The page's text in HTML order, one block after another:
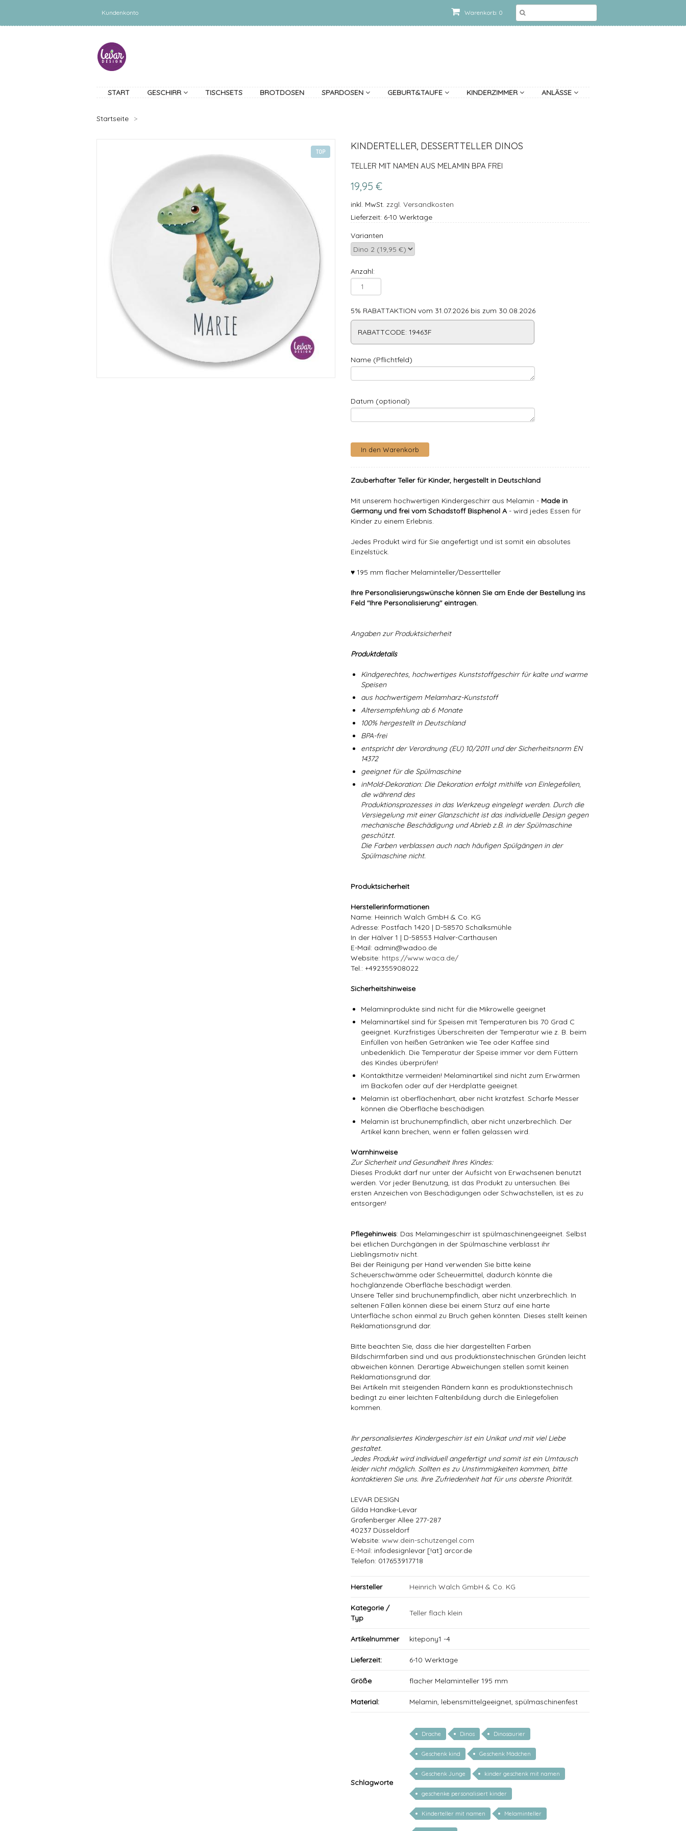
Warenkorb: 0
Kundenkonto
START GESCHIRR TISCHSETS BROTDOSEN SPARDOSEN GEBURT&TAUFE KINDERZIMMER ANLÄSSE
Startseite >
TOP KINDERTELLER, DESSERTTELLER DINOS
TELLER MIT NAMEN AUS MELAMIN BPA FREI
19,95 €
inkl. MwSt. zzgl. Versandkosten
Lieferzeit: 6-10 Werktage
Varianten
Anzahl:
5% RABATTAKTION vom 31.07.2026 bis zum 30.08.2026
RABATTCODE: 19463F
Name (Pflichtfeld)
Datum (optional)
Zauberhafter Teller für Kinder, hergestellt in Deutschland
Mit unserem hochwertigen Kindergeschirr aus Melamin - Made in
Germany und frei vom Schadstoff Bisphenol A- wird jedes Essen für
Kinder zu einem Erlebnis.
Jedes Produkt wird für Sie angefertigt und ist somit ein absolutes
Einzelstück.
♥ 195 mm flacher Melaminteller/Dessertteller
Ihre Personalisierungswünsche können Sie am Ende der Bestellung ins
Feld "Ihre Personalisierung" eintragen.
Angaben zur Produktsicherheit
Produktdetails
Kindgerechtes, hochwertiges Kunststoffgeschirr für kalte und warme
Speisen
aus hochwertigem Melamharz-Kunststoff
Altersempfehlung ab 6 Monate
100% hergestellt in Deutschland
BPA-frei
entspricht der Verordnung (EU) 10/2011 und der Sicherheitsnorm EN
14372
geeignet für die Spülmaschine
inMold-Dekoration: Die Dekoration erfolgt mithilfe von Einlegefolien,
die während des
Produktionsprozesses in das Werkzeug eingelegt werden. Durch die
Versiegelung mit einer Glanzschicht ist das individuelle Design gegen
mechanische Beschädigung und Abrieb z.B. in der Spülmaschine
geschützt.
Die Farben verblassen auch nach häufigen Spülgängen in der
Spülmaschine nicht.
Produktsicherheit
Herstellerinformationen
Name: Heinrich Walch GmbH & Co. KG
Adresse: Postfach 1420 | D-58570 Schalksmühle
In der Hälver 1 | D-58553 Halver-Carthausen
E-Mail: admin@wadoo.de
Website: https://www.waca.de/
Tel.: +492355908022
Sicherheitshinweise
Melaminprodukte sind nicht für die Mikrowelle geeignet
Melaminartikel sind für Speisen mit Temperaturen bis 70 Grad C
geeignet. Kurzfristiges Überschreiten der Temperatur wie z. B. beim
Einfüllen von heißen Getränken wie Tee oder Kaffee sind
unbedenklich. Die Temperatur der Speise immer vor dem Füttern
des Kindes überprüfen!
Kontakthitze vermeiden! Melaminartikel sind nicht zum Erwärmen
im Backofen oder auf der Herdplatte geeignet.
Melamin ist oberflächenhart, aber nicht kratzfest. Scharfe Messer
können die Oberfläche beschädigen.
Melamin ist bruchunempfindlich, aber nicht unzerbrechlich. Der
Artikel kann brechen, wenn er fallen gelassen wird.
Warnhinweise
Zur Sicherheit und Gesundheit Ihres Kindes:
Dieses Produkt darf nur unter der Aufsicht von Erwachsenen benutzt
werden. Vor jeder Benutzung, ist das Produkt zu untersuchen. Bei
ersten Anzeichen von Beschädigungen oder Schwachstellen, ist es zu
entsorgen!
Pflegehinweis: Das Melamingeschirr ist spülmaschinengeeignet. Selbst
bei etlichen Durchgängen in der Spülmaschine verblasst ihr
Lieblingsmotiv nicht.
Bei der Reinigung per Hand verwenden Sie bitte keine
Scheuerschwämme oder Scheuermittel, dadurch könnte die
hochglänzende Oberfläche beschädigt werden.
Unsere Teller sind bruchunempfindlich, aber nicht unzerbrechlich. In
seltenen Fällen können diese bei einem Sturz auf eine harte
Unterfläche schon einmal zu Bruch gehen könnten. Dieses stellt keinen
Reklamationsgrund dar.
Bitte beachten Sie, dass die hier dargestellten Farben
Bildschirmfarben sind und aus produktionstechnischen Gründen leicht
abweichen können. Derartige Abweichungen stellen somit keinen
Reklamationsgrund dar.
Bei Artikeln mit steigenden Rändern kann es produktionstechnisch
bedingt zu einer leichten Faltenbildung durch die Einlegefolien
kommen.
Ihr personalisiertes Kindergeschirr ist ein Unikat und mit viel Liebe
gestaltet.
Jedes Produkt wird individuell angefertigt und somit ist ein Umtausch
leider nicht möglich. Sollten es zu Unstimmigkeiten kommen, bitte
kontaktieren Sie uns. Ihre Zufriedenheit hat für uns oberste Priorität.
LEVAR DESIGN
Gilda Handke-Levar
Grafenberger Allee 277-287
40237 Düsseldorf
Website: www.dein-schutzengel.com
E-Mail: infodesignlevar [!at] arcor.de
Telefon: 017653917718
Hersteller Heinrich Walch GmbH & Co. KG
Kategorie /
Typ
Teller flach klein
Artikelnummer kitepony1 -4
Lieferzeit: 6-10 Werktage
Größe flacher Melaminteller 195 mm
Material: Melamin, lebensmittelgeeignet, spülmaschinenfest
Schlagworte
Drache Dinos Dinosaurier
Geschenk kind Geschenk Mädchen
Geschenk Junge kinder geschenk mit namen
geschenke personalisiert kinder
Kinderteller mit namen Melaminteller